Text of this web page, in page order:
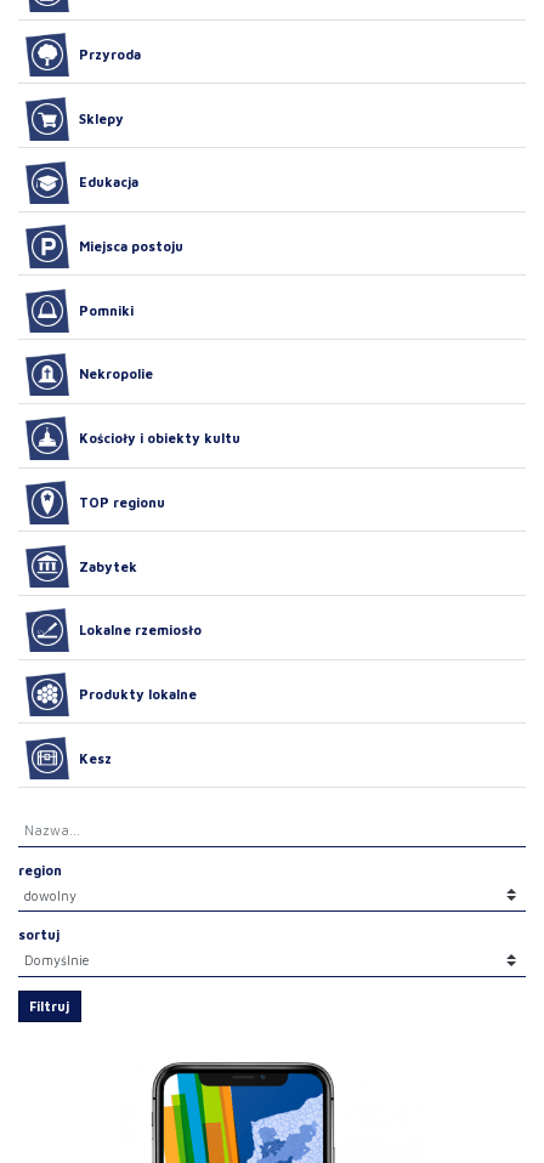
Przyroda
Sklepy
Edukacja
Miejsca postoju
Pomniki
Nekropolie
Kościoły i obiekty kultu
TOP regionu
Zabytek
Lokalne rzemiosło
Produkty lokalne
Kesz
region
sortuj
Filtruj